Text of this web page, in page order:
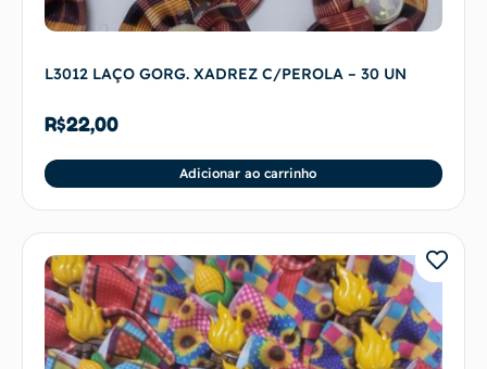
L3012 LAÇO GORG. XADREZ C/PEROLA – 30 UN
R$22,00
Adicionar ao carrinho